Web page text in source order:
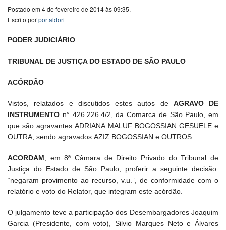
Postado em 4 de fevereiro de 2014 às 09:35.
Escrito porportaldori
PODER JUDICIÁRIO
TRIBUNAL DE JUSTIÇA DO ESTADO DE SÃO PAULO
ACÓRDÃO
Vistos, relatados e discutidos estes autos de AGRAVO DE
INSTRUMENTO n° 426.226.4/2, da Comarca de São Paulo, em
que são agravantes ADRIANA MALUF BOGOSSIAN GESUELE e
OUTRA, sendo agravados AZIZ BOGOSSIAN e OUTROS:
ACORDAM , em 8ª Câmara de Direito Privado do Tribunal de
Justiça do Estado de São Paulo, proferir a seguinte decisão:
“negaram provimento ao recurso, v.u.”, de conformidade com o
relatório e voto do Relator, que integram este acórdão.
O julgamento teve a participação dos Desembargadores Joaquim
Garcia (Presidente, com voto), Silvio Marques Neto e Álvares